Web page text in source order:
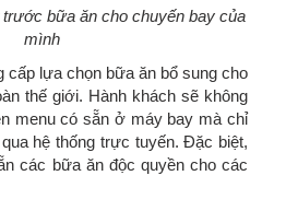
bữa ăn cho chuyến bay của
mình
cấp lựa chọn bữa ăn bổ sung cho
thế giới. Hành khách sẽ không
menu có sẵn ở máy bay mà chỉ
hệ thống trực tuyến. Đặc biệt,
các bữa ăn độc quyền cho các